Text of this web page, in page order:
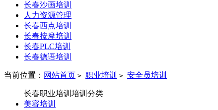
长春沙画培训
人力资源管理
长春西点培训
长春按摩培训
长春PLC培训
长春德语培训
当前位置： 网站首页 > 职业培训 > 安全员培训
长春职业培训培训分类
美容培训